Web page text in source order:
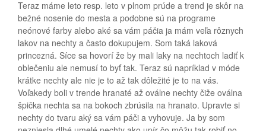
Teraz máme leto resp. leto v plnom prúde a trend je skôr na
bežné nosenie do mesta a podobne sú na programe
neónové farby alebo aké sa vám páčia ja mám veľa rôznych
lakov na nechty a často dokupujem. Som taká laková
princezná. Síce sa hovorí že by mali laky na nechtoch ladiť k
oblečeniu ale nemusí to byť tak. Teraz sú napríklad v móde
krátke nechty ale nie je to až tak dôležité je to na vás.
Voľakedy boli v trende hranaté až oválne nechty čiže oválna
špička nechta sa na bokoch zbrúsila na hranato. Upravte si
nechty do tvaru aký sa vám páči a vyhovuje. Ja by som